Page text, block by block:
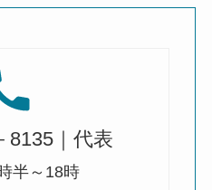
8135｜代表
半～18時